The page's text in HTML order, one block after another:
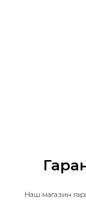
Наш магазин